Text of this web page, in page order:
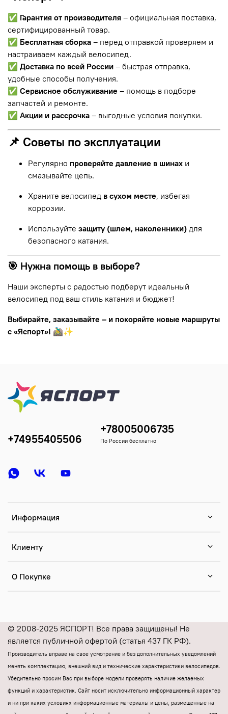
✅ Гарантия от производителя – официальная поставка,
сертифицированный товар.
✅ Бесплатная сборка – перед отправкой проверяем и
настраиваем каждый велосипед.
✅ Доставка по всей России – быстрая отправка,
удобные способы получения.
✅ Сервисное обслуживание – помощь в подборе
запчастей и ремонте.
✅ Акции и рассрочка – выгодные условия покупки.
📌 Советы по эксплуатации
Регулярно проверяйте давление в шинах и
смазывайте цепь.
Храните велосипед в сухом месте, избегая
коррозии.
Используйте защиту (шлем, наколенники) для
безопасного катания.
🎯 Нужна помощь в выборе?
Наши эксперты с радостью подберут идеальный
велосипед под ваш стиль катания и бюджет!
Выбирайте, заказывайте – и покоряйте новые маршруты
с «Яспорт»! 🚵‍♂️✨
Информация
Клиенту
О Покупке
+74955405506
+78005006735
По России бесплатно
© 2008-2025 ЯСПОРТ! Все права защищены! Не
является публичной офертой (статья 437 ГК РФ).
Производитель вправе на свое усмотрение и без дополнительных уведомлений
менять комплектацию, внешний вид и технические характеристики велосипедов.
Убедительно просим Вас при выборе модели проверять наличие желаемых
функций и характеристик. Cайт носит исключительно информационный характер
и ни при каких условиях информационные материалы и цены, размещенные на